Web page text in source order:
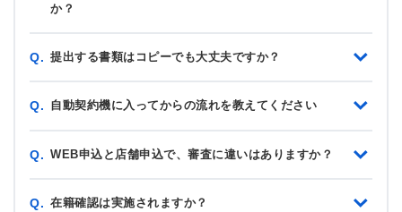
か？
Q. 提出する書類はコピーでも大丈夫ですか？
Q. 自動契約機に入ってからの流れを教えてください
Q. WEB申込と店舗申込で、審査に違いはありますか？
Q. 在籍確認は実施されますか？